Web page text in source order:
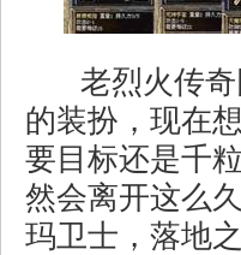
老烈火传
的装扮，现在
要目标还是千
然会离开这么
玛卫士，落地